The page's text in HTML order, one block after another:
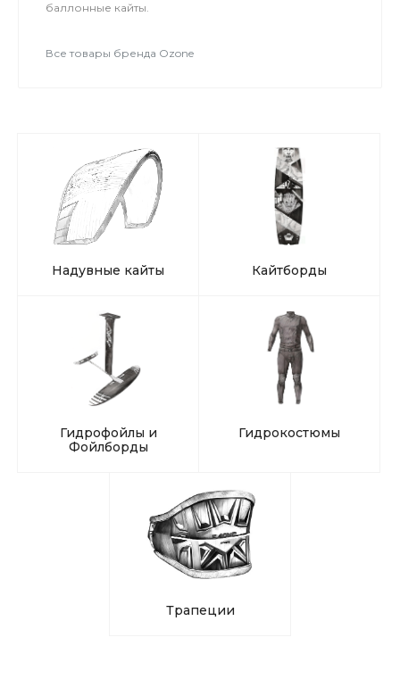
баллонные кайты.
Все товары бренда Ozone
Надувные кайты Кайтборды
Гидрофойлы и
Фойлборды
Гидрокостюмы
Трапеции